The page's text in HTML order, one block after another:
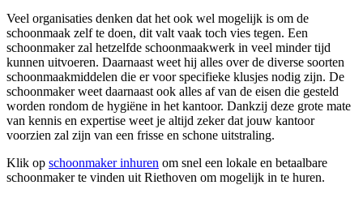
Veel organisaties denken dat het ook wel mogelijk is om de
schoonmaak zelf te doen, dit valt vaak toch vies tegen. Een
schoonmaker zal hetzelfde schoonmaakwerk in veel minder tijd
kunnen uitvoeren. Daarnaast weet hij alles over de diverse soorten
schoonmaakmiddelen die er voor specifieke klusjes nodig zijn. De
schoonmaker weet daarnaast ook alles af van de eisen die gesteld
worden rondom de hygiëne in het kantoor. Dankzij deze grote mate
van kennis en expertise weet je altijd zeker dat jouw kantoor
voorzien zal zijn van een frisse en schone uitstraling.
Klik op schoonmaker inhuren om snel een lokale en betaalbare
schoonmaker te vinden uit Riethoven om mogelijk in te huren.